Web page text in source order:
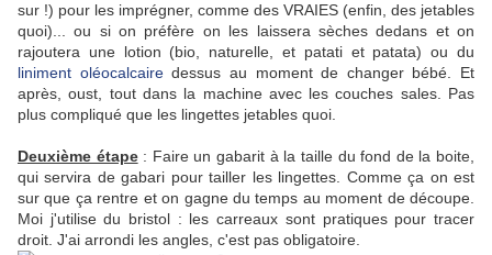
sur !) pour les imprégner, comme des VRAIES (enfin, des jetables
quoi)... ou si on préfère on les laissera sèches dedans et on
rajoutera une lotion (bio, naturelle, et patati et patata) ou du
liniment oléocalcairedessus au moment de changer bébé. Et
après, oust, tout dans la machine avec les couches sales. Pas
plus compliqué que les lingettes jetables quoi.
Deuxième étape: Faire un gabarit à la taille du fond de la boite,
qui servira de gabari pour tailler les lingettes. Comme ça on est
sur que ça rentre et on gagne du temps au moment de découpe.
Moi j'utilise du bristol : les carreaux sont pratiques pour tracer
droit. J'ai arrondi les angles, c'est pas obligatoire.